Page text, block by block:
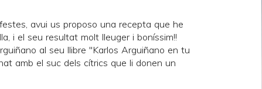
avui us proposo una recepta que he
i el seu resultat molt lleuger i boníssim!!
al seu llibre "Karlos Arguiñano en tu
amb el suc dels cítrics que li donen un